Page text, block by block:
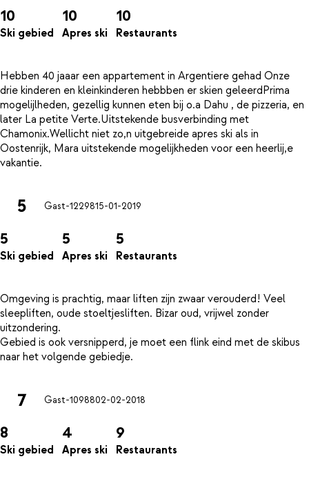
10
Ski gebied
10
Apres ski
10
Restaurants
Hebben 40 jaaar een appartement in Argentiere gehad Onze
drie kinderen en kleinkinderen hebbben er skien geleerdPrima
mogelijlheden, gezellig kunnen eten bij o.a Dahu , de pizzeria, en
later La petite Verte.Uitstekende busverbinding met
Chamonix.Wellicht niet zo,n uitgebreide apres ski als in
Oostenrijk, Mara uitstekende mogelijkheden voor een heerlij,e
5 Gast-1229815-01-2019
5
Ski gebied
5
Apres ski
5
Restaurants
Omgeving is prachtig, maar liften zijn zwaar verouderd! Veel
sleepliften, oude stoeltjesliften. Bizar oud, vrijwel zonder
uitzondering.
Gebied is ook versnipperd, je moet een flink eind met de skibus
7 Gast-1098802-02-2018
8
Ski gebied
4
Apres ski
9
Restaurants